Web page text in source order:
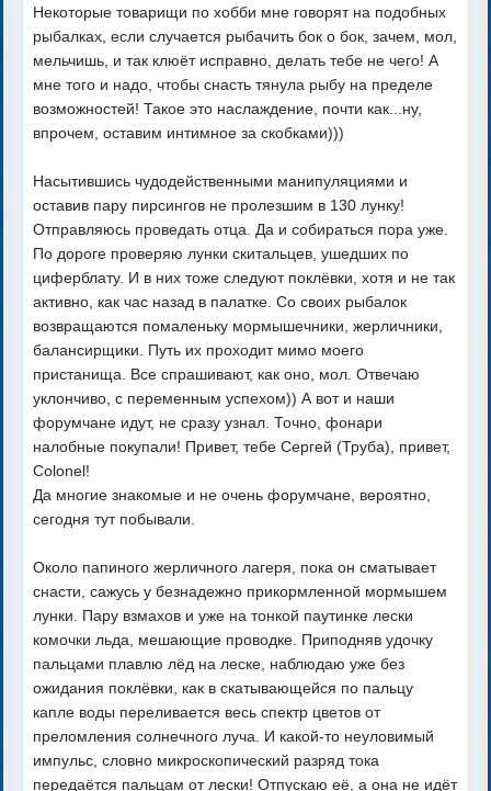
Некоторые товарищи по хобби мне говорят на подобных
рыбалках, если случается рыбачить бок о бок, зачем, мол,
мельчишь, и так клюёт исправно, делать тебе не чего! А
мне того и надо, чтобы снасть тянула рыбу на пределе
возможностей! Такое это наслаждение, почти как...ну,
впрочем, оставим интимное за скобками)))
Насытившись чудодейственными манипуляциями и
оставив пару пирсингов не пролезшим в 130 лунку!
Отправляюсь проведать отца. Да и собираться пора уже.
По дороге проверяю лунки скитальцев, ушедших по
циферблату. И в них тоже следуют поклёвки, хотя и не так
активно, как час назад в палатке. Со своих рыбалок
возвращаются помаленьку мормышечники, жерличники,
балансирщики. Путь их проходит мимо моего
пристанища. Все спрашивают, как оно, мол. Отвечаю
уклончиво, с переменным успехом)) А вот и наши
форумчане идут, не сразу узнал. Точно, фонари
налобные покупали! Привет, тебе Сергей (Труба), привет,
Colonel!
Да многие знакомые и не очень форумчане, вероятно,
сегодня тут побывали.
Около папиного жерличного лагеря, пока он сматывает
снасти, сажусь у безнадежно прикормленной мормышем
лунки. Пару взмахов и уже на тонкой паутинке лески
комочки льда, мешающие проводке. Приподняв удочку
пальцами плавлю лёд на леске, наблюдаю уже без
ожидания поклёвки, как в скатывающейся по пальцу
капле воды переливается весь спектр цветов от
преломления солнечного луча. И какой-то неуловимый
импульс, словно микроскопический разряд тока
передаётся пальцам от лески! Отпускаю её, а она не идёт